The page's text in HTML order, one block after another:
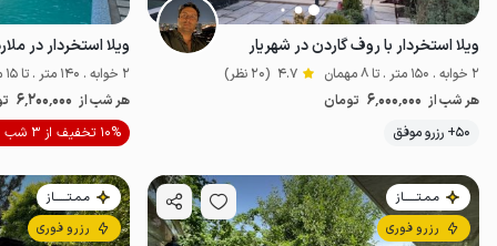
ویلا استخردار با روف گاردن در شهریار
2 خوابه . 150 متر . تا 8 مهمان 4.7 (20 نظر)
هر شب از 6٬000٬000 تومان
50+ رزرو موفق
موقعیت در نقشه
ویلا استخردار در
2 خوابه . 140 متر . تا 15 مهمان
هر شب از 6٬200٬000
10% تخفیف از 3 شب
مـمـتــــــاز
رزرو فوری
مـمـتــــــاز
رزرو فوری